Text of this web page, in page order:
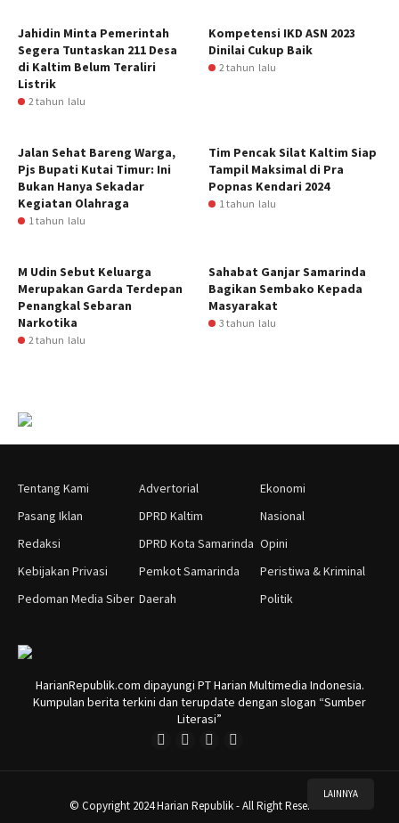
Jahidin Minta Pemerintah
Segera Tuntaskan 211 Desa
di Kaltim Belum Teraliri
Listrik
2 tahun lalu
Kompetensi IKD ASN 2023
Dinilai Cukup Baik
2 tahun lalu
Jalan Sehat Bareng Warga,
Pjs Bupati Kutai Timur: Ini
Bukan Hanya Sekadar
Kegiatan Olahraga
1 tahun lalu
Tim Pencak Silat Kaltim Siap
Tampil Maksimal di Pra
Popnas Kendari 2024
1 tahun lalu
M Udin Sebut Keluarga
Merupakan Garda Terdepan
Penangkal Sebaran
Narkotika
2 tahun lalu
Sahabat Ganjar Samarinda
Bagikan Sembako Kepada
Masyarakat
3 tahun lalu
LAINNYA
Tentang Kami
Pasang Iklan
Redaksi
Kebijakan Privasi
Pedoman Media Siber
Advertorial
DPRD Kaltim
DPRD Kota Samarinda
Pemkot Samarinda
Daerah
Ekonomi
Nasional
Opini
Peristiwa & Kriminal
Politik
HarianRepublik.com dipayungi PT Harian Multimedia Indonesia.
Kumpulan berita terkini dan terupdate dengan slogan “Sumber
Literasi”
© Copyright 2024 Harian Republik - All Right Reserved.